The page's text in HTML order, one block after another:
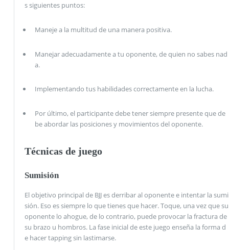
s siguientes puntos:
Maneje a la multitud de una manera positiva.
Manejar adecuadamente a tu oponente, de quien no sabes nad
a.
Implementando tus habilidades correctamente en la lucha.
Por último, el participante debe tener siempre presente que de
be abordar las posiciones y movimientos del oponente.
Técnicas de juego
Sumisión
El objetivo principal de BJJ es derribar al oponente e intentar la sumi
sión. Eso es siempre lo que tienes que hacer. Toque, una vez que su
oponente lo ahogue, de lo contrario, puede provocar la fractura de
su brazo u hombros. La fase inicial de este juego enseña la forma d
e hacer tapping sin lastimarse.